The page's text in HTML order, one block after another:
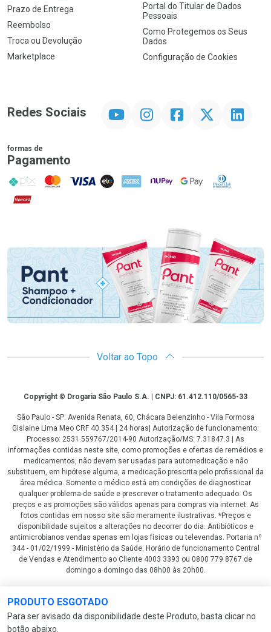
PRODUTO ESGOTADO
Para ser avisado da disponibilidade deste Produto, basta clicar no
botão abaixo.
Prazo de Entrega
Reembolso
Troca ou Devolução
Marketplace
Portal do Titular de Dados
Pessoais
Como Protegemos os Seus
Dados
Configuração de Cookies
Redes Sociais InstagramFacebookTwitter Linkedin
formas de
Pagamento
PIX MasterCard
VISA ELO AMEX NuPay Google PayDiners Club
Hipercard
Promoção em Destaque
Voltar ao Topo
CopyrightCopyright © Drogaria São Paulo S.A. | CNPJ: 61.412.110/0565-33
São Paulo - SP: Avenida Renata, 60, Chácara Belenzinho - Vila Formosa
Gislaine Lima Meo CRF 40.354 | 24 horas| Autorização de funcionamento:
Processo: 2531.559767/2014-90 Autorização/MS: 7.31847.3 | As
informações contidas neste site, como promoções e ofertas de remédios e
medicamentos, não devem ser usadas para automedicação e não
substituem, em hipótese alguma, a medicação prescrita pelo profissional da
área médica. Somente o médico está em condições de diagnosticar
qualquer problema de saúde e prescrever o tratamento adequado. Os
preços e as promoções são válidos apenas para compras via internet. As
fotos contidas em nosso site são meramente ilustrativas. *Preços e
disponibilidade sujeitos a alterações no decorrer do dia. Antibióticos e
antimicrobianos vendas apenas em lojas físicas ou televendas. Portaria nº
344 - 01/02/1999 - Ministério da Saúde. Horário de funcionamento Central
de Vendas e Atendimento ao Cliente 4003 3393 ou 0800 779 8767 de
domingo a domingo das 08h00 às 20h00.
LGPD Aceite os Cookies